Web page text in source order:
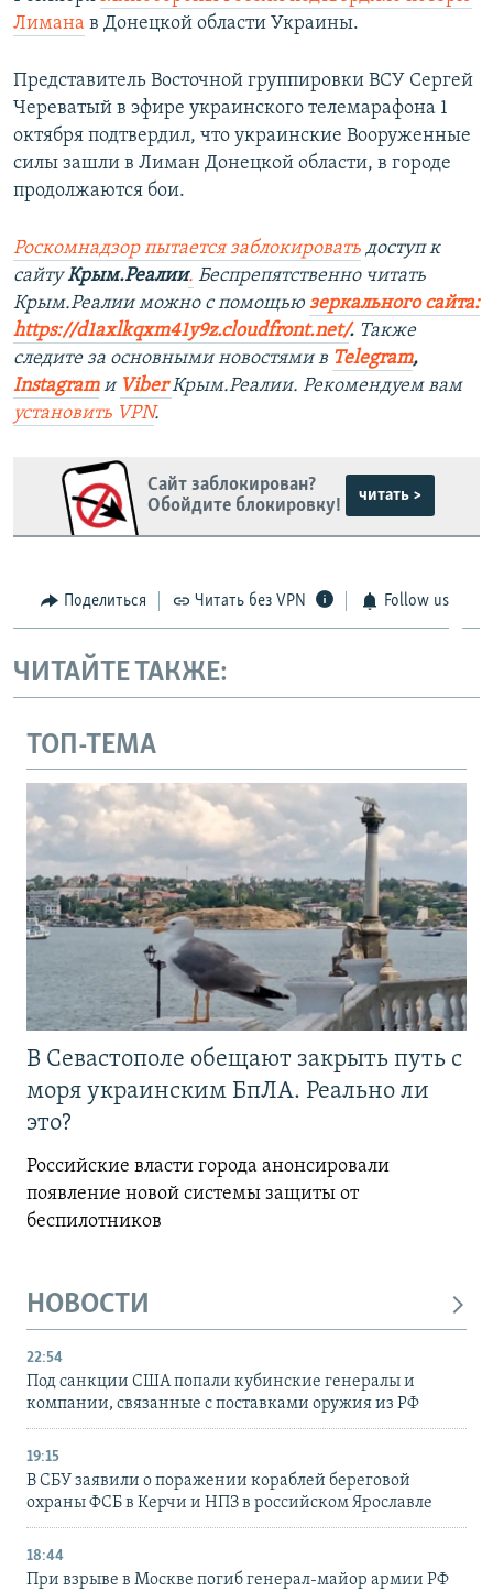
Лимана в Донецкой области Украины.
Представитель Восточной группировки ВСУ Сергей
Череватый в эфире украинского телемарафона 1
октября подтвердил, что украинские Вооруженные
силы зашли в Лиман Донецкой области, в городе
продолжаются бои.
Роскомнадзор пытается заблокировать доступ к
сайтуКрым.Реалии. Беспрепятственно читать
Крым.Реалии можно с помощью зеркального сайта:
https://d1axlkqxm41y9z.cloudfront.net/. ​ Также
следите за основными новостями в Telegram,
Instagram и ViberКрым.Реалии. Рекомендуем вам
установить VPN.
Сайт заблокирован?
Обойдите блокировку!
читать >
Поделиться Читать без VPN Follow us
ЧИТАЙТЕ ТАКЖЕ:
ТОП-ТЕМА
В Севастополе обещают закрыть путь с
моря украинским БпЛА. Реально ли
это?
Российские власти города анонсировали
появление новой системы защиты от
беспилотников
НОВОСТИ
22:54
Под санкции США попали кубинские генералы и
компании, связанные с поставками оружия из РФ
19:15
В СБУ заявили о поражении кораблей береговой
охраны ФСБ в Керчи и НПЗ в российском Ярославле
18:44
При взрыве в Москве погиб генерал-майор армии РФ